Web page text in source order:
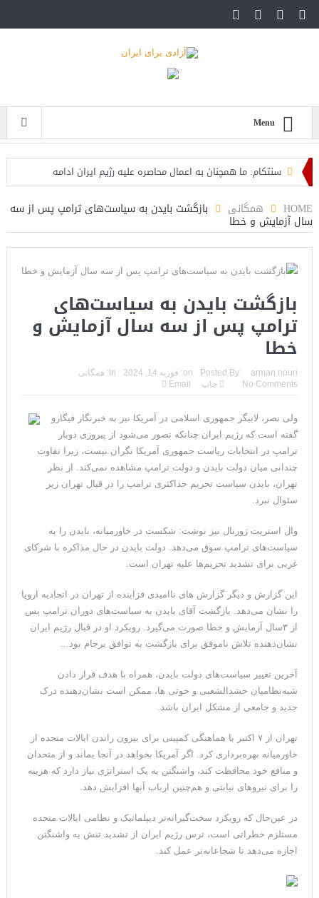
Menu
سنتکام: ما همچنان به اعمال محاصره علیه رژیم ایران ادامه
اسرائیل: حزب‌الله توافق آتش‌بس را نقض کرده، اقدام قاطعانه‌ای
در راه است
حمله دوباره حوثی‌ها به عربستان؛ سپاه: هیچ توافقی را نهایی
نخواهیم کرد+تحلیل
ترامپ: سرمایه‌گذاران دریافته‌اند که آمریکا در حال پیروزی است
ناو هواپیمابر
ونزوئلا؛ منتقدان ترامپ اذعان می‌کنند که حق با او بود وضعیت
بهبود یافته است
دیپلمات حکومتی: ترامپ می‌خواهد یک بار برای همیشه نسخه ما را
بپیچد+تحلیل
ترامپ: این آخرین فرصت برای حکومت ایران است، امیدوارم سر عقل
بیایند
شمال غرب ایران
ترامپ: رهبری حکومت ایران فریبکار و دورویی عجیبی از خود نشان
HOME همگانی بازگشت بایدن به سیاست‌های ترامپ پس از سه
سال آزمایش و خطا
بازگشت بایدن به سیاست‌های
ترامپ پس از سه سال آزمایش و
خطا
Posted By: arman nouri
on: فوریه 14, 2024 In:
همگانی
No Comments
چاپ Email
ولی نصر، لابیگر جمهوری اسلامی در آمریکا نیز به خبرنگار فیگارو
گفته است که رژیم ایران چنانکه تصور می‌شود از پیروزی دوبار
ترامپ در انتخابات ریاست جمهوری آمریکا نگران نیست، زیرا تفاوت
چندانی میان دولت بایدن و دولت ترامپ مشاهده نمی‌کند. از نظر
تهران، بایدن سیاست تحریم حداکثری ترامپ را در قبال تهران زیر
سئوال نبرد.
وال استریت ژورنال نیز نوشت: شکست در خاورمیانه، بایدن را به
سیاست‌های ترامپ سوق می‌دهد. دولت بایدن در حال مذاکره با شرکای
غربی برای تشدید تحریم‌ها علیه تهران است.
این گزارش و دیگر گزارش های ناامیدی فزاینده از تهران در اتحادیه اروپا
را نشان می‌دهد. بازگشت آقای بایدن به سیاست‌های دوران ترامپ پس
از ۳سال آزمایش و خطا صورت می‌گیرد. رویکرد او در قبال رژیم ایران
نشان‌دهنده تلاش ناموفق برای بازگشت به توافق برجام بود…
آخرین تغییر سیاست‌های دولت بایدن، همراه با هدف قرار دادن
شبه‌نظامیان حشدالشعبی و حوثی ها، ممکن است نشان‌دهنده درک
جدید و جامعی از مشکل ایران باشد.
تهران از ۷ اکتبر با هماهنگی کمپینی برای بیرون راندن ایالات متحده از
خاورمیانه بهره‌برداری کرد. اگر آمریکا بخواهد در آنجا بماند و از متحدان
و منافع خود محافظت کند، واشنگتن به یک استراتژی نیاز دارد که هزینه‌
را برای نیروهای نیابتی و هم‌چنین ارباب آنها افزایش دهد.
در عین‌حال که رویکرد سخت‌گیرانه‌تر دیپلماتیک و نظامی ایالات متحده
مستلزم خطراتی است، ترس رژیم ایران از تشدید تنش به واشنگتن
اجازه می‌دهد تا شجاعانه‌تر عمل کند.